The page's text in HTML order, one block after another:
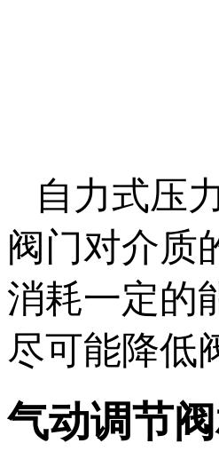
自力式压
阀门对介质
消耗一定的
尽可能降低
气动调节